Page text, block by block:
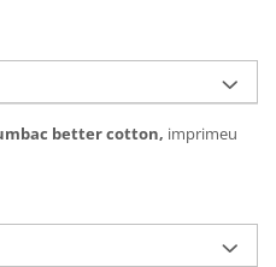
better cotton, imprimeu